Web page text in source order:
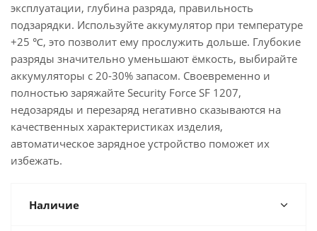
эксплуатации, глубина разряда, правильность
подзарядки. Используйте аккумулятор при температуре
+25 ℃, это позволит ему прослужить дольше. Глубокие
разряды значительно уменьшают ёмкость, выбирайте
аккумуляторы с 20-30% запасом. Своевременно и
полностью заряжайте Security Force SF 1207,
недозаряды и перезаряд негативно сказываются на
качественных характеристиках изделия,
автоматическое зарядное устройство поможет их
избежать.
Наличие